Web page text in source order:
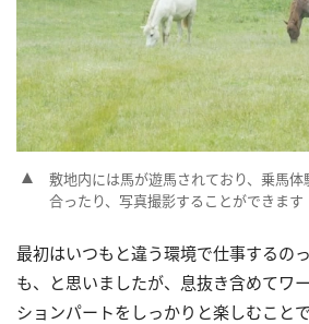
敷地内には馬が遊馬されており、乗馬
合ったり、写真撮影することができます
最初はいつもと違う環境で仕事するの
も、と思いましたが、息抜き含めてワ
ションパートをしっかりと楽しむこと